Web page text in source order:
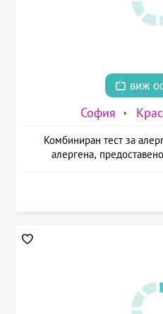
виж
София
Комбиниран тест за
алергена,